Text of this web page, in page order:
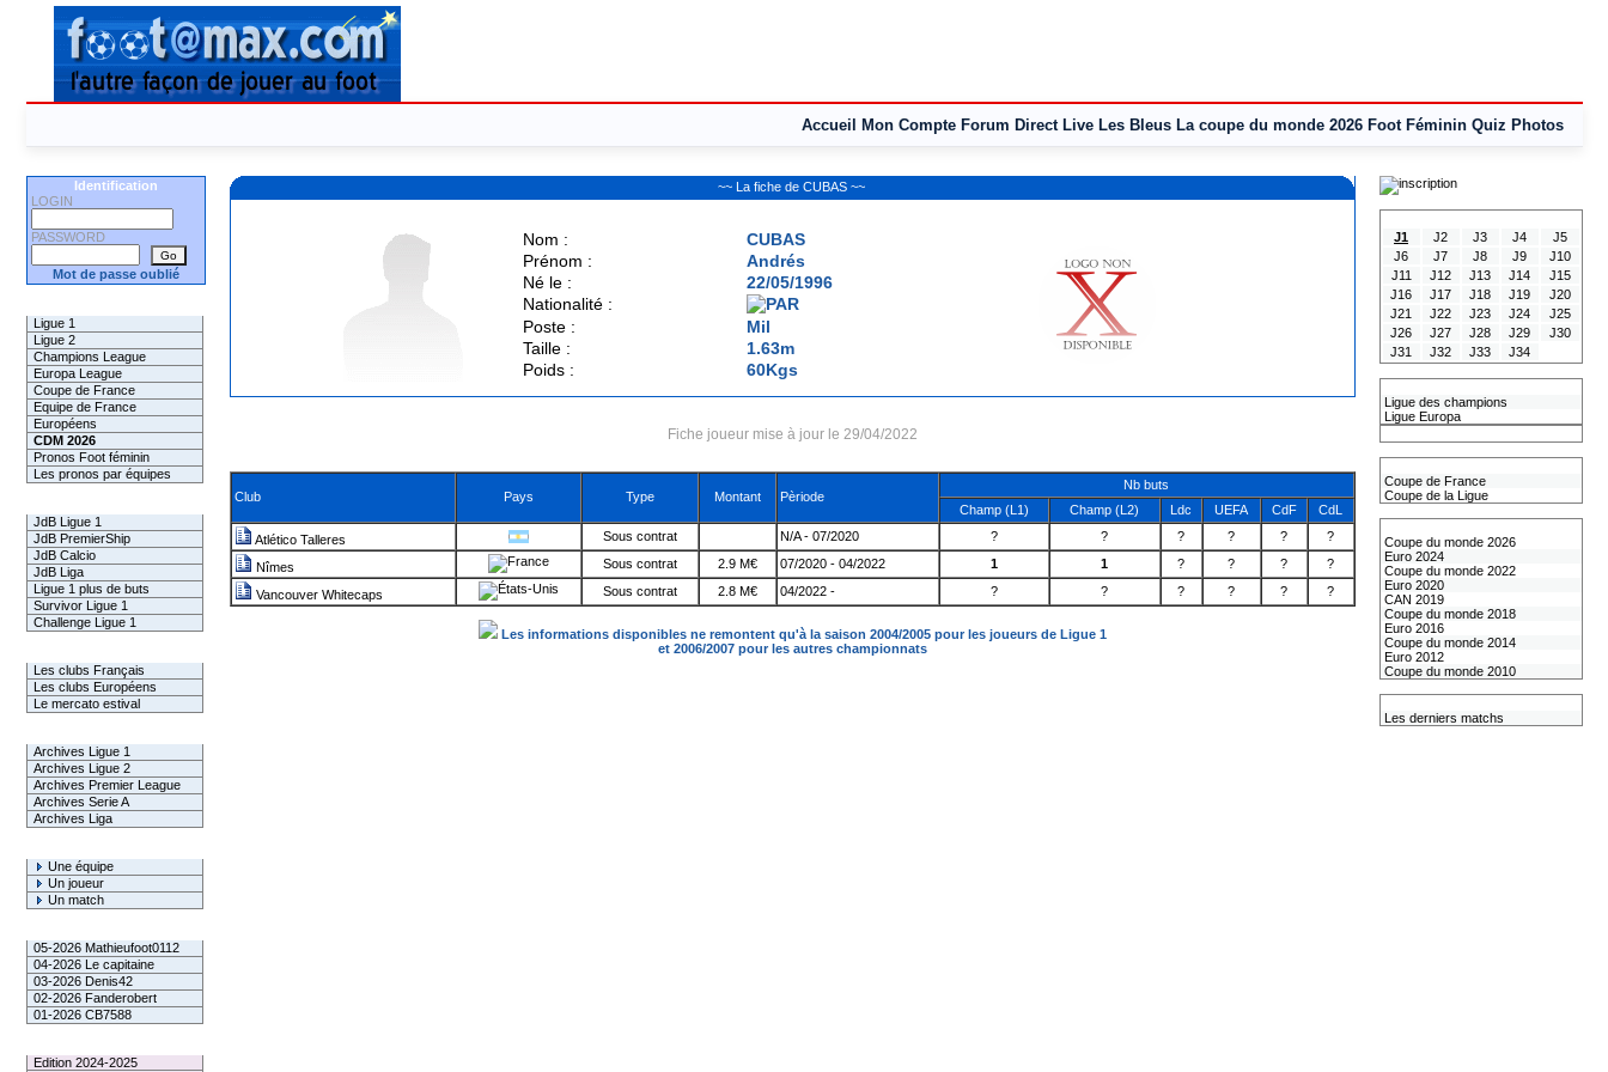
Accueil Mon Compte Forum Direct Live Les Bleus La coupe du monde 2026 Foot Féminin Quiz Photos
Identification
LOGIN
PASSWORD
Mot de passe oublié
Ligue 1
Ligue 2
Champions League
Europa League
Coupe de France
Equipe de France
Européens
CDM 2026
Pronos Foot féminin
Les pronos par équipes
JdB Ligue 1
JdB PremierShip
JdB Calcio
JdB Liga
Ligue 1 plus de buts
Survivor Ligue 1
Challenge Ligue 1
Les clubs Français
Les clubs Européens
Le mercato estival
Archives Ligue 1
Archives Ligue 2
Archives Premier League
Archives Serie A
Archives Liga
Une équipe
Un joueur
Un match
05-2026 Mathieufoot0112
04-2026 Le capitaine
03-2026 Denis42
02-2026 Fanderobert
01-2026 CB7588
Edition 2024-2025
~~ La fiche de CUBAS ~~
Nom :
CUBAS
Prénom :
Andrés
Né le :
22/05/1996
Nationalité :
Poste :
Mil
Taille :
1.63m
Poids :
60Kgs
Fiche joueur mise à jour le 29/04/2022
Club Pays Type Montant Pèriode
Nb buts
Champ (L1)
Champ (L2) Ldc UEFA CdF CdL
Atlético Talleres Sous contrat N/A - 07/2020 ? ? ? ? ? ?
Nîmes Sous contrat 2.9 M€ 07/2020 - 04/2022 1 1 ? ? ? ?
Vancouver Whitecaps Sous contrat 2.8 M€ 04/2022 - ? ? ? ? ? ?
Les informations disponibles ne remontent qu'à la saison 2004/2005 pour les joueurs de Ligue 1
et 2006/2007 pour les autres championnats
J1
J2 J3 J4
J5
J6
J7 J8 J9
J10
J11
J12 J13 J14
J15
J16
J17 J18 J19
J20
J21
J22 J23 J24
J25
J26
J27 J28 J29
J30
J31
J32 J33 J34
Ligue des champions
Ligue Europa
Coupe de France
Coupe de la Ligue
Coupe du monde 2026
Euro 2024
Coupe du monde 2022
Euro 2020
CAN 2019
Coupe du monde 2018
Euro 2016
Coupe du monde 2014
Euro 2012
Coupe du monde 2010
Les derniers matchs